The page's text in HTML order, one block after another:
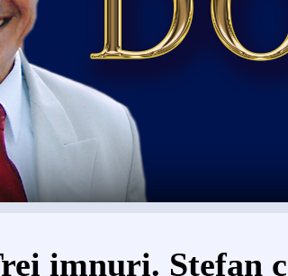
are hereimnuri. Ștefan